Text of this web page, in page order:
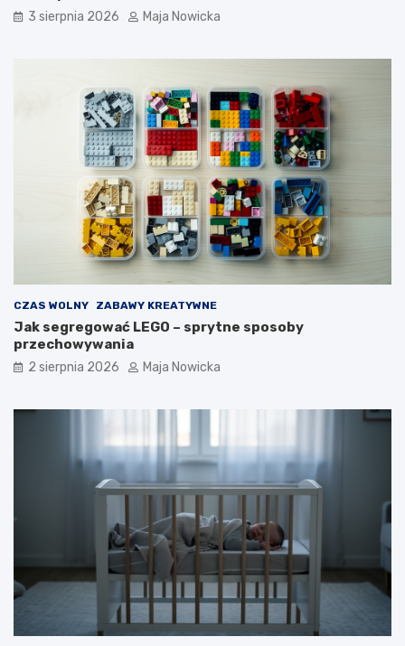
3 sierpnia 2026 Maja Nowicka
CZAS WOLNY ZABAWY KREATYWNE
Jak segregować LEGO – sprytne sposoby
przechowywania
2 sierpnia 2026 Maja Nowicka